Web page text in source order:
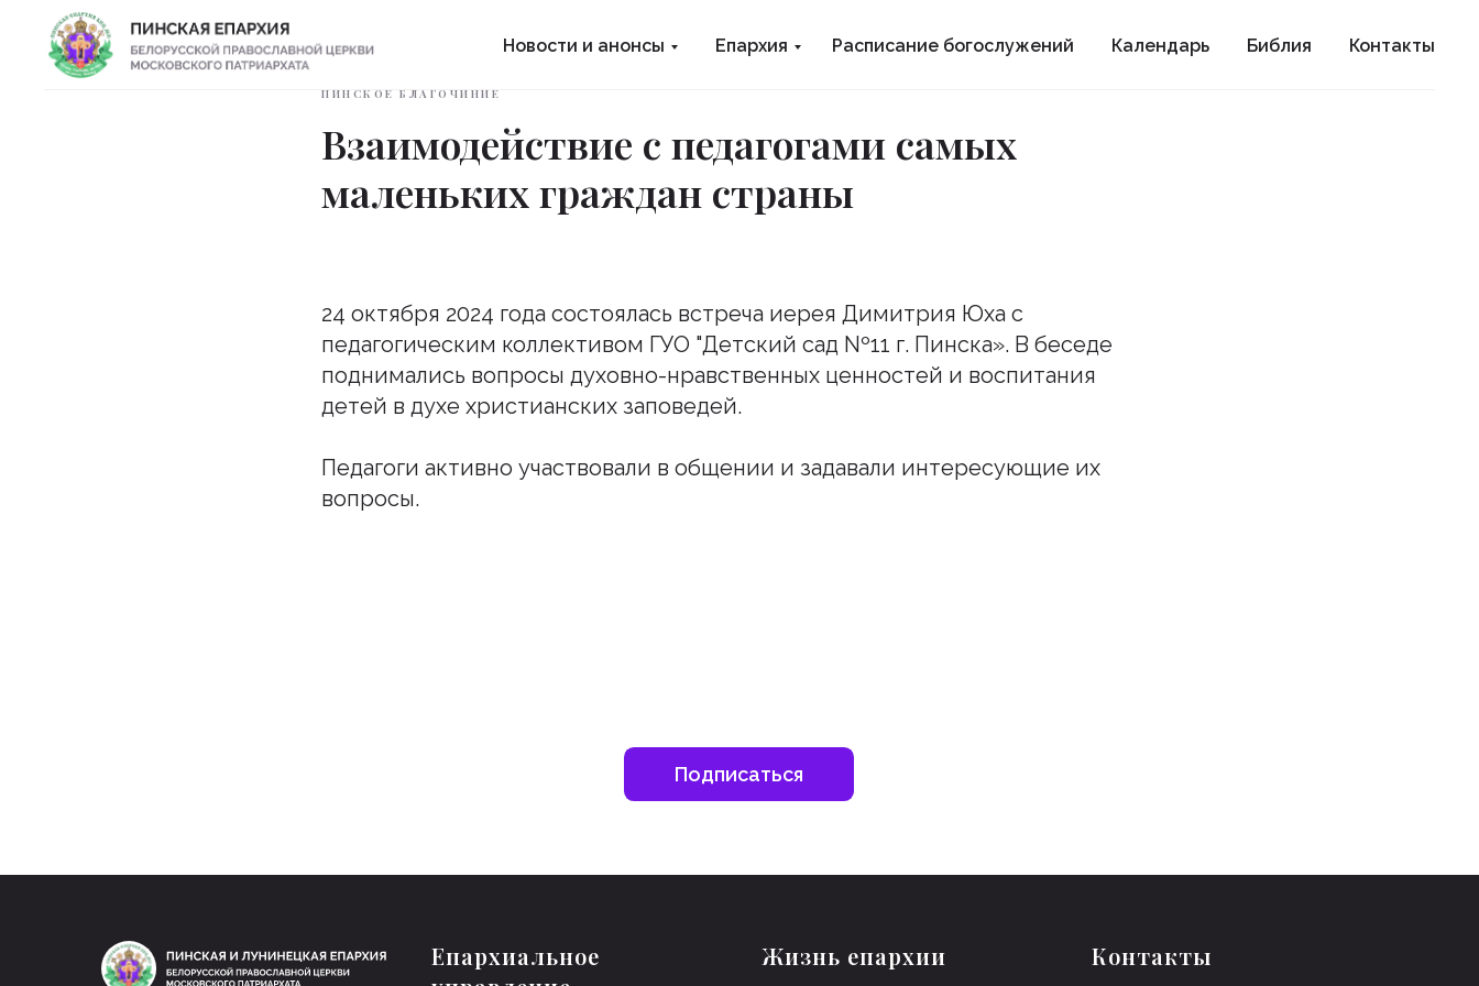
Новости и анонсы Епархия Расписание богослужений Календарь Библия Контакты
ПИНСКОЕ БЛАГОЧИНИЕ
Взаимодействие с педагогами самых
маленьких граждан страны
24 октября 2024 года состоялась встреча иерея Димитрия Юха с
педагогическим коллективом ГУО "Детский сад Nº11 г. Пинска». В беседе
поднимались вопросы духовно-нравственных ценностей и воспитания
детей в духе христианских заповедей.
Педагоги активно участвовали в общении и задавали интересующие их
вопросы.
Епархиальное
Жизнь епархии Контакты